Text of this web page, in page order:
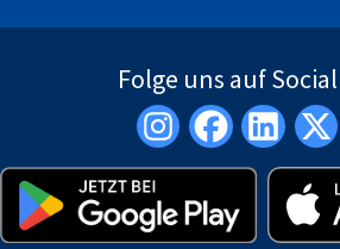
Folge uns auf